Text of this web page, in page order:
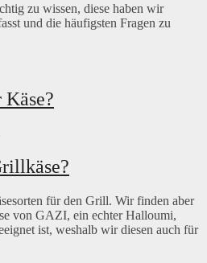
zu wissen, diese haben wir
und die häufigsten Fragen zu
für den Grill. Wir finden aber
von GAZI, ein echter Halloumi,
ist, weshalb wir diesen auch für